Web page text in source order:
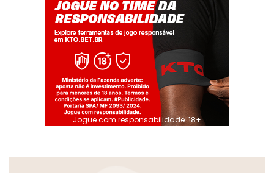
Jogue com responsabilidade. 18+